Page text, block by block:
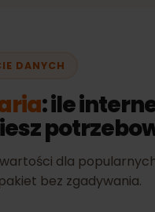
DANYCH
: ile
dla
bez zgadywania.